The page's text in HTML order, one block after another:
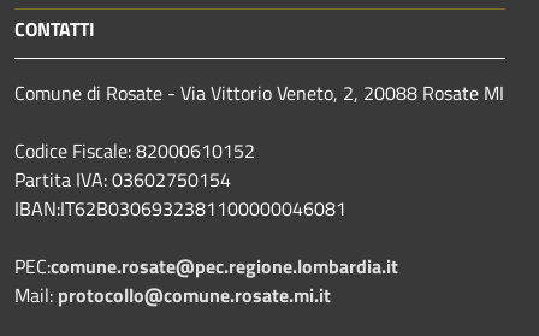
CONTATTI
Comune di Rosate - Via Vittorio Veneto, 2, 20088 Rosate MI
Codice Fiscale: 82000610152
Partita IVA: 03602750154
IBAN:IT62B0306932381100000046081
PEC:comune.rosate@pec.regione.lombardia.it
Mail: protocollo@comune.rosate.mi.it